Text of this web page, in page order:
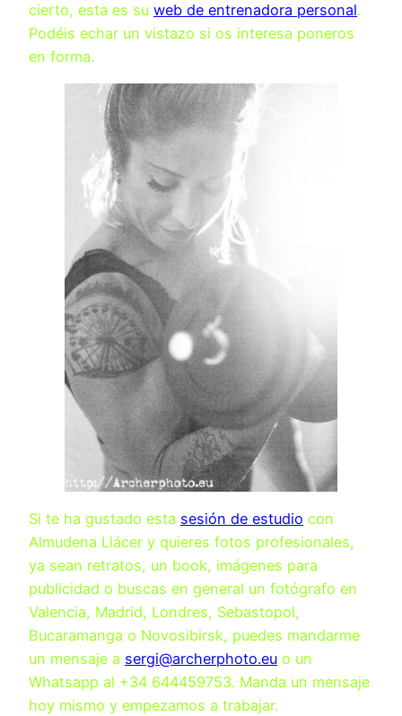
cierto, esta es su web de entrenadora personal.
Podéis echar un vistazo si os interesa poneros
en forma.
Si te ha gustado esta sesión de estudio con
Almudena Llácer y quieres fotos profesionales,
ya sean retratos, un book, imágenes para
publicidad o buscas en general un fotógrafo en
Valencia, Madrid, Londres, Sebastopol,
Bucaramanga o Novosibirsk, puedes mandarme
un mensaje a sergi@archerphoto.eu o un
Whatsapp al +34 644459753. Manda un mensaje
hoy mismo y empezamos a trabajar.